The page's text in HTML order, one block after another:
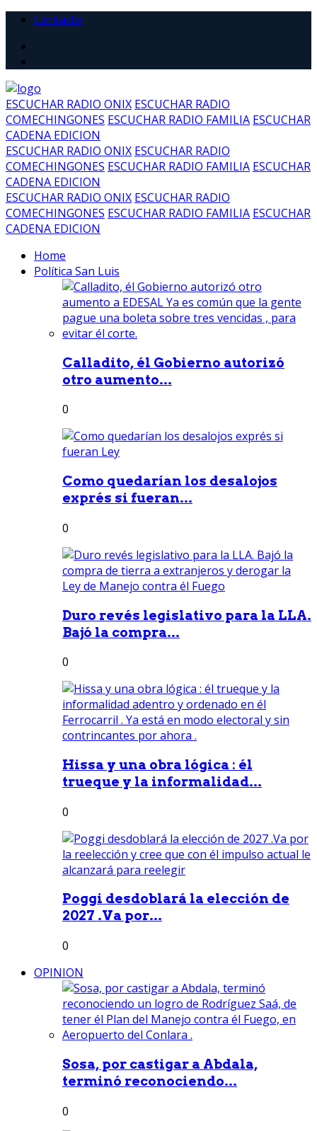
Contacto
ESCUCHAR RADIO ONIX ESCUCHAR RADIO
COMECHINGONES ESCUCHAR RADIO FAMILIA ESCUCHAR
CADENA EDICION
ESCUCHAR RADIO ONIX ESCUCHAR RADIO
COMECHINGONES ESCUCHAR RADIO FAMILIA ESCUCHAR
CADENA EDICION
ESCUCHAR RADIO ONIX ESCUCHAR RADIO
COMECHINGONES ESCUCHAR RADIO FAMILIA ESCUCHAR
CADENA EDICION
Home
Política San Luis
Calladito, él Gobierno autorizó
otro aumento...
0
Como quedarían los desalojos
exprés si fueran...
0
Duro revés legislativo para la LLA.
Bajó la compra...
0
Hissa y una obra lógica : él
trueque y la informalidad...
0
Poggi desdoblará la elección de
2027 .Va por...
0
OPINION
Sosa, por castigar a Abdala,
terminó reconociendo...
0